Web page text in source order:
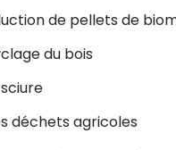
de pellets de
du bois
déchets agricoles